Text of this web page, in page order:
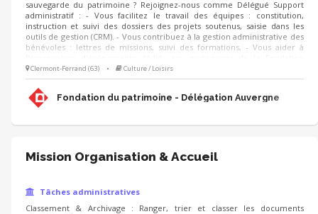
sauvegarde du patrimoine ? Rejoignez-nous comme Délégué Support
administratif : - Vous facilitez le travail des équipes : constitution,
instruction et suivi des dossiers des projets soutenus, saisie dans les
outils de gestion (CRM). - Vous contribuez à la gestion administrative des
bénévoles : lettres de missions, suivi des formations, - Vous aider à
(listings, invitations, suivi des réponses, etc.) - Vous apportez votre
soutien lors des campagnes (Noël, IFI, adhésions) et réalisez des tâches
administratives diverses (classements, courriers, mailings).
Clermont-Ferrand (63) • Culture / Loisirs
Fondation du patrimoine - Délégation Auvergne
Mission Organisation & Accueil
Tâches administratives
Classement & Archivage : Ranger, trier et classer les documents